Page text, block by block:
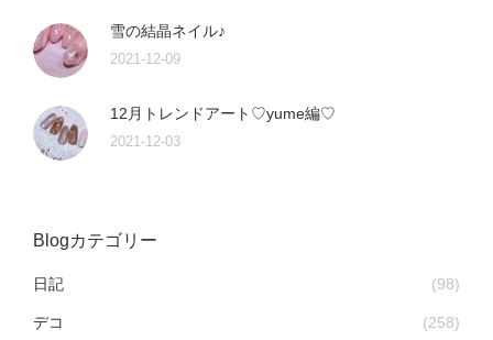
雪の結晶ネイル♪
2021-12-09
12月トレンドアート♡yume編♡
2021-12-03
Blogカテゴリー
日記 (98)
デコ (258)